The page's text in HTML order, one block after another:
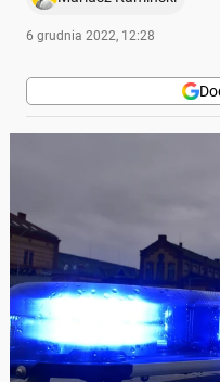
6 grudnia 2022, 12:28